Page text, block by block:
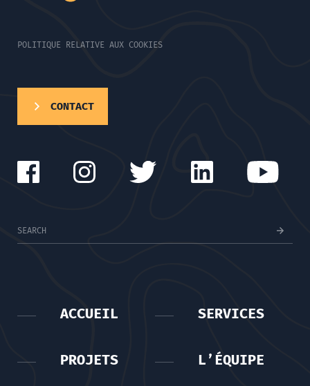
POLITIQUE RELATIVE AUX COOKIES
CONTACT
ACCUEIL SERVICES
PROJETS L’ÉQUIPE